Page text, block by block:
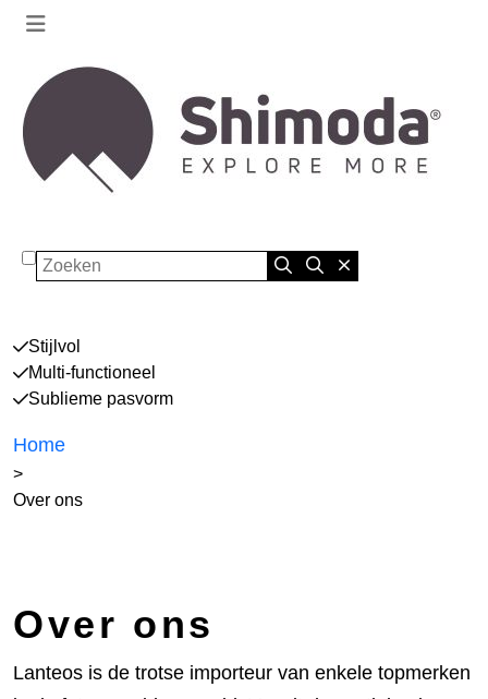
Zoeken
Stijlvol
Multi-functioneel
Sublieme pasvorm
Home
>
Over ons
Over ons
Lanteos is de trotse importeur van enkele topmerken